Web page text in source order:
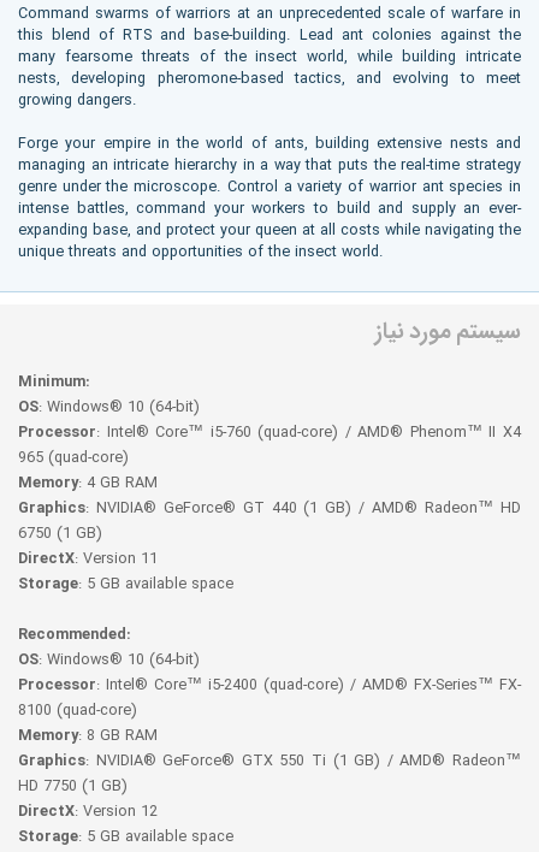
Command swarms of warriors at an unprecedented scale of warfare in
this blend of RTS and base-building. Lead ant colonies against the
many fearsome threats of the insect world, while building intricate
nests, developing pheromone-based tactics, and evolving to meet
growing dangers.
Forge your empire in the world of ants, building extensive nests and
managing an intricate hierarchy in a way that puts the real-time strategy
genre under the microscope. Control a variety of warrior ant species in
intense battles, command your workers to build and supply an ever-
expanding base, and protect your queen at all costs while navigating the
unique threats and opportunities of the insect world.
سیستم مورد نیاز
Minimum:
OS: Windows® 10 (64-bit)
Processor: Intel® Core™ i5-760 (quad-core) / AMD® Phenom™ II X4
965 (quad-core)
Memory: 4 GB RAM
Graphics: NVIDIA® GeForce® GT 440 (1 GB) / AMD® Radeon™ HD
6750 (1 GB)
DirectX: Version 11
Storage: 5 GB available space
Recommended:
OS: Windows® 10 (64-bit)
Processor: Intel® Core™ i5-2400 (quad-core) / AMD® FX-Series™ FX-
8100 (quad-core)
Memory: 8 GB RAM
Graphics: NVIDIA® GeForce® GTX 550 Ti (1 GB) / AMD® Radeon™
HD 7750 (1 GB)
DirectX: Version 12
Storage: 5 GB available space